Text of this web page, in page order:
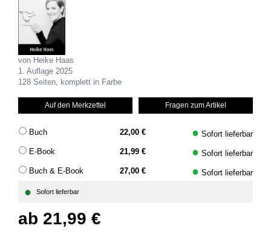
von Heike Haas
1. Auflage 2025
128 Seiten, komplett in Farbe
Auf den Merkzettel Fragen zum Artikel
Buch 22,00 € ● Sofort lieferbar
E-Book 21,99 € ● Sofort lieferbar
Buch & E-Book 27,00 € ● Sofort lieferbar
● Sofort lieferbar
ab 21,99 €